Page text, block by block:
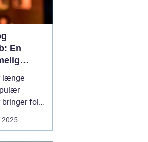
En
længe
bringer folk
sang
er ikke kun
2025